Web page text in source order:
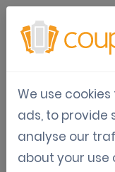
We use
ads, to provide
analyse our
about your use